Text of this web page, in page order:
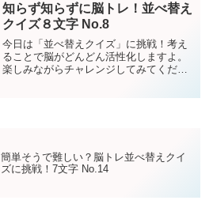
ヒント：結婚式で花嫁が着用します。第
２問つょそしぎしうゃん...
知らず知らずに脳トレ！並べ替え
クイズ８文字 No.8
今日は「並べ替えクイズ」に挑戦！考え
ることで脳がどんどん活性化しますよ。
楽しみながらチャレンジしてみてくださ
簡単そうで難しい？脳トレ並べ替えクイ
ズに挑戦！7文字 No.14